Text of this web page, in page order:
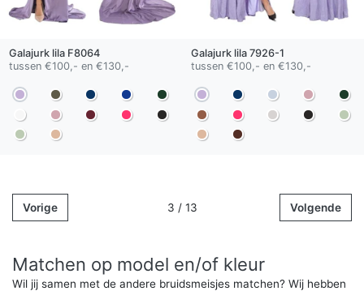
Galajurk lilaF8064
tussen €100,- en €130,-
Galajurk lila7926-1
tussen €100,- en €130,-
Vorige 3 / 13 Volgende
Matchen op model en/of kleur
Wil jij samen met de andere bruidsmeisjes matchen? Wij hebben